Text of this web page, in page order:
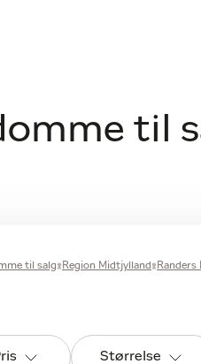
til
til salg Region Midtjylland Randers
Størrelse